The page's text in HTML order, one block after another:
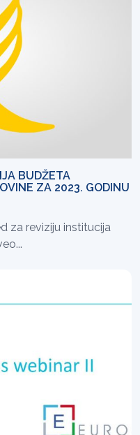
BUDŽETA
ZA 2023. GODINU
za reviziju institucija